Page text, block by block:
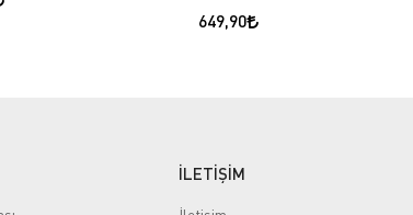
649,90
İLETİŞİM